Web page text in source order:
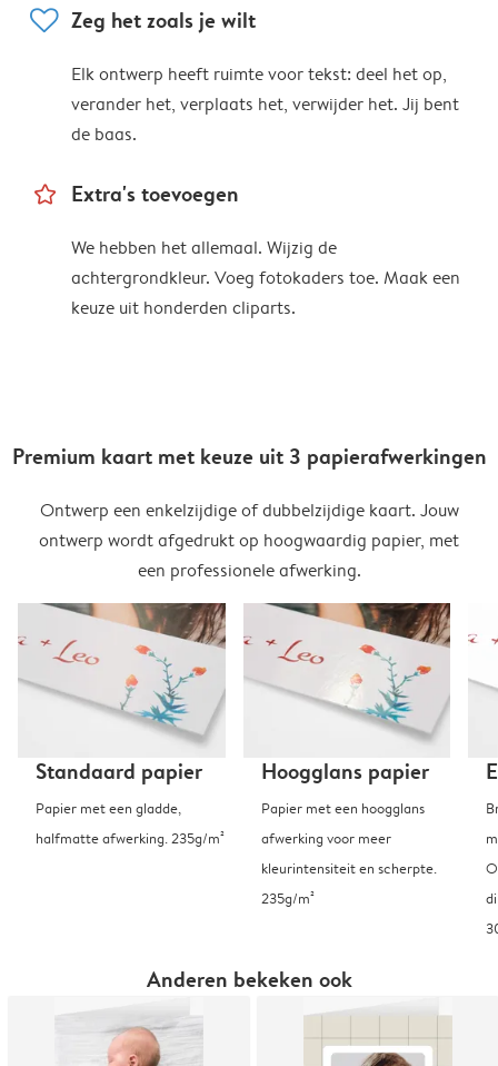
heart Zeg het zoals je wilt
Elk ontwerp heeft ruimte voor tekst: deel het op,
verander het, verplaats het, verwijder het. Jij bent
de baas.
star_outline Extra's toevoegen
We hebben het allemaal. Wijzig de
achtergrondkleur. Voeg fotokaders toe. Maak een
keuze uit honderden cliparts.
Premium kaart met keuze uit 3 papierafwerkingen
Ontwerp een enkelzijdige of dubbelzijdige kaart. Jouw
ontwerp wordt afgedrukt op hoogwaardig papier, met
een professionele afwerking.
Standaard papier
Papier met een gladde,
halfmatte afwerking. 235g/m²
Hoogglans papier
Papier met een hoogglans
afwerking voor meer
kleurintensiteit en scherpte.
235g/m²
Anderen bekeken ook